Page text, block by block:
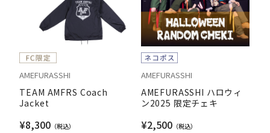
AMEFURASSHI
TEAM AMFRS Coach
Jacket
¥8,300
AMEFURASSHI
AMEFURASSHI ハロウィ
ン2025 限定チェキ
¥2,500